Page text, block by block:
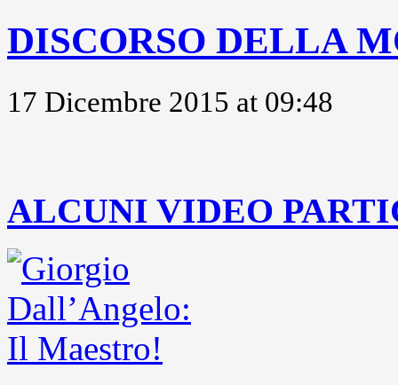
DISCORSO DELLA
17 Dicembre 2015 at 09:48
ALCUNI VIDEO